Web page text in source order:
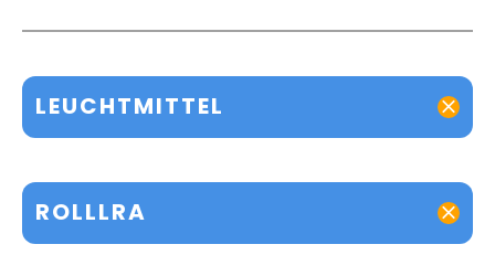
LEUCHTMITTEL
ROLLLRA